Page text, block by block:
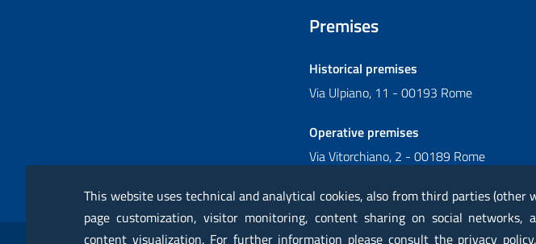
Premises
Historical premises
Via Ulpiano, 11 - 00193 Rome
Operative premises
Via Vitorchiano, 2 - 00189 Rome
Sezione Link Utili
This website uses technical and analytical cookies, also from third parties (other
page customization, visitor monitoring, content sharing on social
content visualization. For further information please consult the privacy